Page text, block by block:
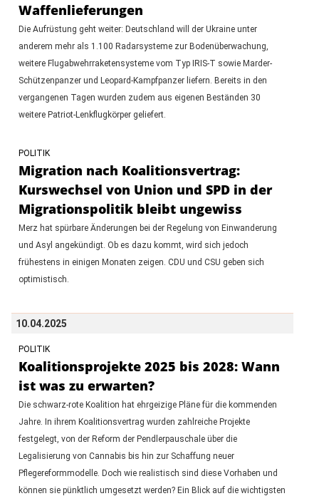
Waffenlieferungen
Die Aufrüstung geht weiter: Deutschland will der Ukraine unter
anderem mehr als 1.100 Radarsysteme zur Bodenüberwachung,
weitere Flugabwehrraketensysteme vom Typ IRIS-T sowie Marder-
Schützenpanzer und Leopard-Kampfpanzer liefern. Bereits in den
vergangenen Tagen wurden zudem aus eigenen Beständen 30
weitere Patriot-Lenkflugkörper geliefert.
POLITIK
Migration nach Koalitionsvertrag:
Kurswechsel von Union und SPD in der
Migrationspolitik bleibt ungewiss
Merz hat spürbare Änderungen bei der Regelung von Einwanderung
und Asyl angekündigt. Ob es dazu kommt, wird sich jedoch
frühestens in einigen Monaten zeigen. CDU und CSU geben sich
optimistisch.
10.04.2025
POLITIK
Koalitionsprojekte 2025 bis 2028: Wann
ist was zu erwarten?
Die schwarz-rote Koalition hat ehrgeizige Pläne für die kommenden
Jahre. In ihrem Koalitionsvertrag wurden zahlreiche Projekte
festgelegt, von der Reform der Pendlerpauschale über die
Legalisierung von Cannabis bis hin zur Schaffung neuer
Pflegereformmodelle. Doch wie realistisch sind diese Vorhaben und
können sie pünktlich umgesetzt werden? Ein Blick auf die wichtigsten